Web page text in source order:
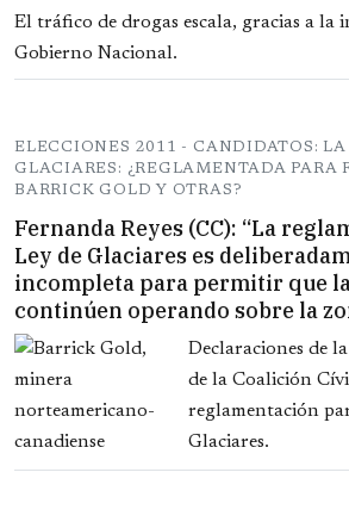
El tráfico de drogas escala, gracias a la
Gobierno Nacional.
ELECCIONES 2011 - CANDIDATOS:
GLACIARES: ¿REGLAMENTADA PARA
BARRICK GOLD Y OTRAS?
Fernanda Reyes (CC): “La
Ley de Glaciares es
incompleta para permitir que
continúen operando sobre la
Declaraciones de
de la Coalición
reglamentación
Glaciares.